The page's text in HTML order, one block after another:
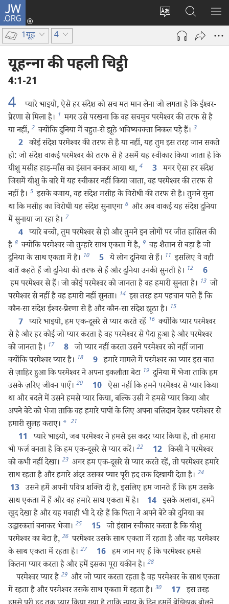
JW.ORG
वेबसाइट
भाषा
लॉग-
इन
(opens
JW.ORG
खोजें
मैन्यू
1यूह 4
यूहन्‍ना की पहली चिट्ठी
4:1-21
4
प्यारे भाइयो, ऐसे हर संदेश को सच मत मान लेना जो लगता है कि ईश्‍वर-
प्रेरणा से मिला है। 1 मगर उसे परखना कि वह सचमुच परमेश्‍वर की तरफ से है
या नहीं, 2 क्योंकि दुनिया में बहुत-से झूठे भविष्यवक्‍ता निकल पड़े हैं। 3
2 कोई संदेश परमेश्‍वर की तरफ से है या नहीं, यह तुम इस तरह जान सकते
हो: जो संदेश वाकई परमेश्‍वर की तरफ से है उसमें यह स्वीकार किया जाता है कि
यीशु मसीह हाड़-माँस का इंसान बनकर आया था, 4 3 मगर ऐसा हर संदेश
जिसमें यीशु के बारे में यह स्वीकार नहीं किया जाता, वह परमेश्‍वर की तरफ से
नहीं है। 5 इसके बजाय, वह संदेश मसीह के विरोधी की तरफ से है। तुमने सुना
था कि मसीह का विरोधी यह संदेश सुनाएगा 6 और अब वाकई यह संदेश दुनिया
में सुनाया जा रहा है। 7
4 प्यारे बच्चो, तुम परमेश्‍वर से हो और तुमने इन लोगों पर जीत हासिल की
है 8 क्योंकि परमेश्‍वर जो तुम्हारे साथ एकता में है, 9 वह शैतान से बड़ा है जो
दुनिया के साथ एकता में है। 10 5 ये लोग दुनिया से हैं। 11 इसलिए वे वही
बातें कहते हैं जो दुनिया की तरफ से हैं और दुनिया उनकी सुनती है। 12 6
हम परमेश्‍वर से हैं। जो कोई परमेश्‍वर को जानता है वह हमारी सुनता है। 13 जो
परमेश्‍वर से नहीं है वह हमारी नहीं सुनता। 14 इस तरह हम पहचान पाते हैं कि
कौन-सा संदेश ईश्‍वर-प्रेरणा से है और कौन-सा संदेश झूठा है। 15
7 प्यारे भाइयो, हम एक-दूसरे से प्यार करते रहें 16 क्योंकि प्यार परमेश्‍वर
से है और हर कोई जो प्यार करता है वह परमेश्‍वर से पैदा हुआ है और परमेश्‍वर
को जानता है। 17 8 जो प्यार नहीं करता उसने परमेश्‍वर को नहीं जाना
क्योंकि परमेश्‍वर प्यार है। 18 9 हमारे मामले में परमेश्‍वर का प्यार इस बात
से ज़ाहिर हुआ कि परमेश्‍वर ने अपना इकलौता बेटा 19 दुनिया में भेजा ताकि हम
उसके ज़रिए जीवन पाएँ। 20 10 ऐसा नहीं कि हमने परमेश्‍वर से प्यार किया
था और बदले में उसने हमसे प्यार किया, बल्कि उसी ने हमसे प्यार किया और
अपने बेटे को भेजा ताकि वह हमारे पापों के लिए अपना बलिदान देकर परमेश्‍वर से
हमारी सुलह कराए। * 21
11
प्यारे भाइयो, जब परमेश्‍वर ने हमसे इस कदर प्यार किया है, तो हमारा
भी फर्ज़ बनता है कि हम एक-दूसरे से प्यार करें। 22 12 किसी ने परमेश्‍वर
को कभी नहीं देखा। 23 अगर हम एक-दूसरे से प्यार करते रहें, तो परमेश्‍वर हमारे
साथ रहता है और हमारे अंदर उसका प्यार पूरी हद तक दिखायी देता है। 24
13 उसने हमें अपनी पवित्र शक्‍ति दी है, इसलिए हम जानते हैं कि हम उसके
साथ एकता में हैं और वह हमारे साथ एकता में है।
14 इसके अलावा, हमने
खुद देखा है और यह गवाही भी दे रहे हैं कि पिता ने अपने बेटे को दुनिया का
उद्धारकर्ता बनाकर भेजा। 25 15 जो इंसान स्वीकार करता है कि यीशु
परमेश्‍वर का बेटा है, 26 परमेश्‍वर उसके साथ एकता में रहता है और वह परमेश्‍वर
के साथ एकता में रहता है। 27 16 हम जान गए हैं कि परमेश्‍वर हमसे
कितना प्यार करता है और हमें इसका पूरा यकीन है। 28
परमेश्‍वर प्यार है 29 और जो प्यार करता रहता है वह परमेश्‍वर के साथ एकता
में रहता है और परमेश्‍वर उसके साथ एकता में रहता है। 30 17 इस तरह